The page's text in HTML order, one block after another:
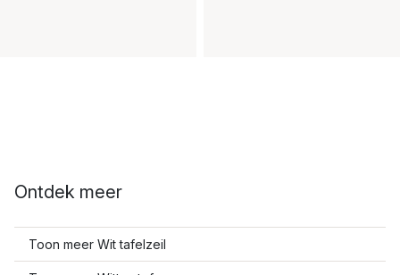
Ontdek meer
Toon meer Wit tafelzeil